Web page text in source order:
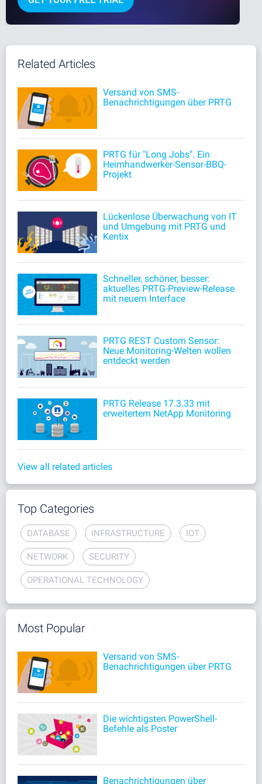
Related Articles
Versand von SMS-
Benachrichtigungen über PRTG
PRTG für "Long Jobs". Ein
Heimhandwerker-Sensor-BBQ-
Projekt
Lückenlose Überwachung von IT
und Umgebung mit PRTG und
Kentix
Schneller, schöner, besser:
aktuelles PRTG-Preview-Release
mit neuem Interface
PRTG REST Custom Sensor:
Neue Monitoring-Welten wollen
entdeckt werden
PRTG Release 17.3.33 mit
erweitertem NetApp Monitoring
View all related articles
Top Categories
DATABASE INFRASTRUCTURE IOT
NETWORK SECURITY
OPERATIONAL TECHNOLOGY
Most Popular
Versand von SMS-
Benachrichtigungen über PRTG
Die wichtigsten PowerShell-
Befehle als Poster
Benachrichtigungen über